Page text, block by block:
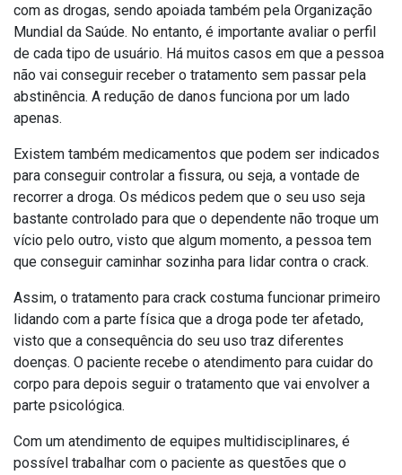
com as drogas, sendo apoiada também pela Organização
Mundial da Saúde. No entanto, é importante avaliar o perfil
de cada tipo de usuário. Há muitos casos em que a pessoa
não vai conseguir receber o tratamento sem passar pela
abstinência. A redução de danos funciona por um lado
apenas.
Existem também medicamentos que podem ser indicados
para conseguir controlar a fissura, ou seja, a vontade de
recorrer a droga. Os médicos pedem que o seu uso seja
bastante controlado para que o dependente não troque um
vício pelo outro, visto que algum momento, a pessoa tem
que conseguir caminhar sozinha para lidar contra o crack.
Assim, o tratamento para crack costuma funcionar primeiro
lidando com a parte física que a droga pode ter afetado,
visto que a consequência do seu uso traz diferentes
doenças. O paciente recebe o atendimento para cuidar do
corpo para depois seguir o tratamento que vai envolver a
parte psicológica.
Com um atendimento de equipes multidisciplinares, é
possível trabalhar com o paciente as questões que o